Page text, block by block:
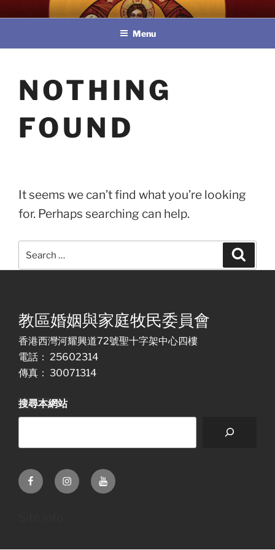
to
教區婚姻與家庭牧民委員會
Menu
NOTHING
FOUND
It seems we can’t find what you’re looking
for. Perhaps searching can help.
for:
教區婚姻與家庭牧民委員會
香港西灣河耀興道72號聖十字架中心四樓
電話： 25602314
傳真： 30071314
搜尋本網站
FacebookInstagramYoutube